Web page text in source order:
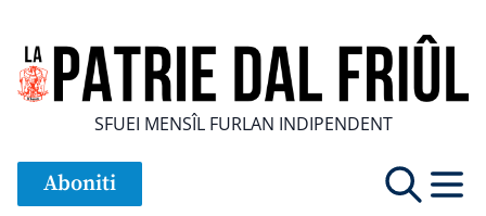
SFUEI MENSÎL FURLAN INDIPENDENT
Aboniti